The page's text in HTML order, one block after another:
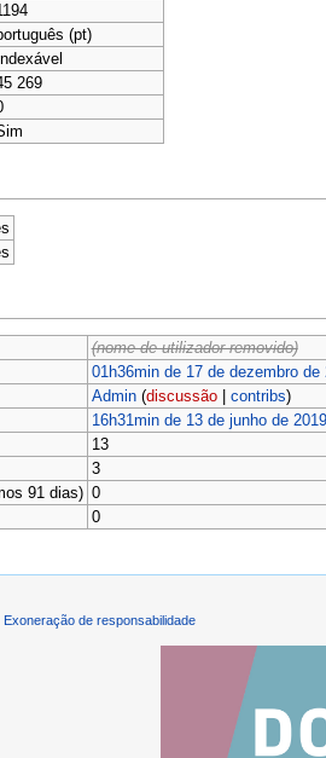
(pt)
Indexável
269
(nome de utilizador removido)
01h36min de 17 de dezembro de
Admin (discussão| contribs)
16h31min de 13 de junho de 2019
13
3
91 dias) 0
0
Exoneração de responsabilidade